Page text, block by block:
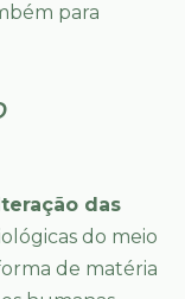
para
das
do meio
de matéria